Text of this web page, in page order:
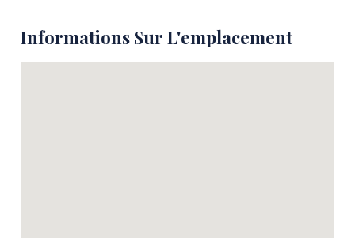
Informations Sur L'emplacement